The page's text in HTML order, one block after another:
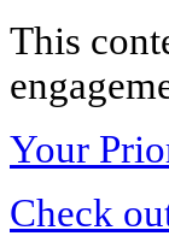
This
Your
Check